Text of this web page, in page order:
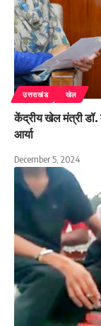
उत्तराखंड खेल
केंद्रीय खेल मंत्री डॉ.
आर्या
December 5, 2024